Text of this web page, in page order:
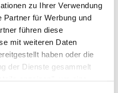
zu Ihrer Verwendung
Partner für Werbung und
führen diese
mit weiteren Daten
haben oder die
der Dienste gesammelt
anzeigen", um eine
ca. 2700K, Tastdimmer,